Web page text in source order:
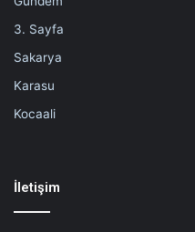
3. Sayfa
Sakarya
Karasu
Kocaali
İletişim